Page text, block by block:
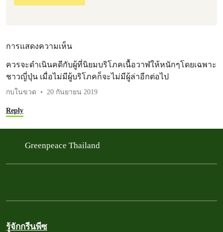
การแสดงความเห็น
ควรจะดำเนินคดีกับผู้ที่นิยมบริโภคเนื้อวาฬให้หนักๆโดยเฉพาะ
ชาวญี่ปุ่น เมื่อไม่มีผู้บริโภคก็จะไม่มีผู้ล่าอีกต่อไป
กบในขวด 20 กันยายน 2019
Reply
Greenpeace Thailand
รู้จักกรีนพีซ